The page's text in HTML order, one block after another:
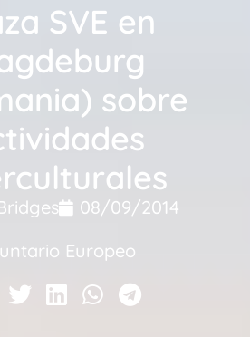
SVE en
sobre
08/09/2014
Europeo